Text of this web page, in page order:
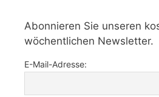
Abonnieren Sie unseren
wöchentlichen Newsletter.
E-Mail-Adresse: